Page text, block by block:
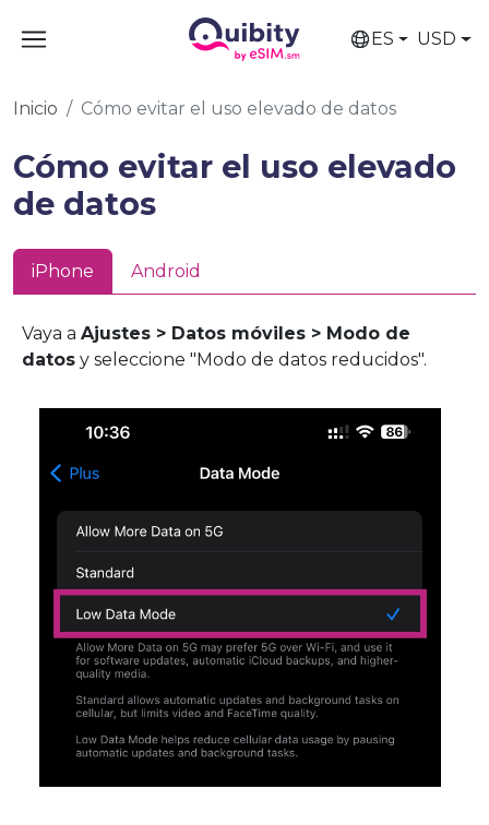
ES USD
Inicio Cómo evitar el uso elevado de datos
Cómo evitar el uso elevado
de datos
iPhone Android
Vaya a Ajustes > Datos móviles > Modo de
datos y seleccione "Modo de datos reducidos".